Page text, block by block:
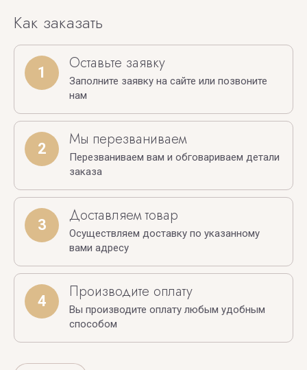
Как заказать
1 Оставьте заявку
Заполните заявку на сайте или позвоните
нам
2 Мы перезваниваем
Перезваниваем вам и обговариваем детали
заказа
3 Доставляем товар
Осуществляем доставку по указанному
вами адресу
4 Производите оплату
Вы производите оплату любым удобным
способом